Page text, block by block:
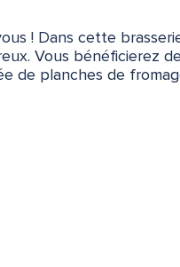
! Dans cette
Vous bénéficierez
de planches de